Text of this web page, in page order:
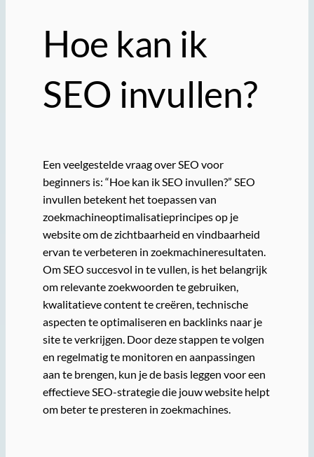
Hoe kan ik
SEO invullen?
Een veelgestelde vraag over SEO voor
beginners is: “Hoe kan ik SEO invullen?” SEO
invullen betekent het toepassen van
zoekmachineoptimalisatieprincipes op je
website om de zichtbaarheid en vindbaarheid
ervan te verbeteren in zoekmachineresultaten.
Om SEO succesvol in te vullen, is het belangrijk
om relevante zoekwoorden te gebruiken,
kwalitatieve content te creëren, technische
aspecten te optimaliseren en backlinks naar je
site te verkrijgen. Door deze stappen te volgen
en regelmatig te monitoren en aanpassingen
aan te brengen, kun je de basis leggen voor een
effectieve SEO-strategie die jouw website helpt
om beter te presteren in zoekmachines.